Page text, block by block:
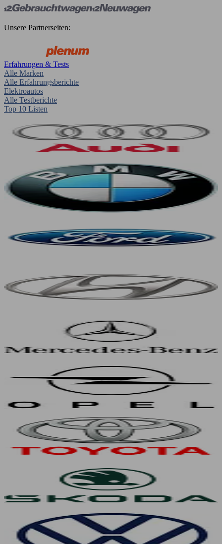
Unsere Partnerseiten:
Erfahrungen & Tests
Alle Marken
Alle Erfahrungsberichte
Elektroautos
Alle Testberichte
Top 10 Listen